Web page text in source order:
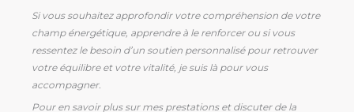
Si vous souhaitez approfondir votre compréhension de votre
champ énergétique, apprendre à le renforcer ou si vous
ressentez le besoin d’un soutien personnalisé pour retrouver
votre équilibre et votre vitalité, je suis là pour vous
accompagner.
Pour en savoir plus sur mes prestations et discuter de la